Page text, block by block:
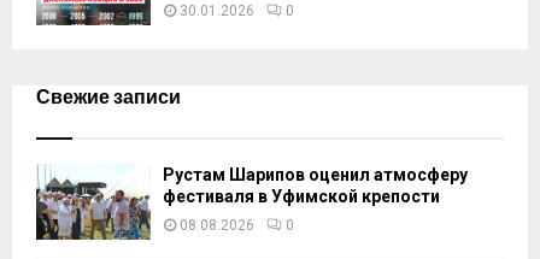
30.01.2026 0
Свежие записи
Рустам Шарипов оценил атмосферу
фестиваля в Уфимской крепости
08.08.2026 0